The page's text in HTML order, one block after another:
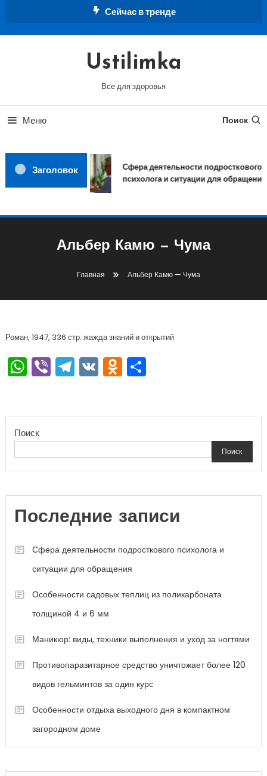
Сейчас в тренде
Ustilimka
Все для здоровья
Меню Поиск
Заголовок
Сфера деятельности подросткового
психолога и ситуации для обращения
Альбер Камю — Чума
Главная Альбер Камю — Чума
Роман, 1947, 336 стр. жажда знаний и открытий
WhatsApp
ViberTelegram
VKOdnoklassniki
Отправить
Поиск
Поиск
Последние записи
Сфера деятельности подросткового психолога и
ситуации для обращения
Особенности садовых теплиц из поликарбоната
толщиной 4 и 6 мм
Маникюр: виды, техники выполнения и уход за ногтями
Противопаразитарное средство уничтожает более 120
видов гельминтов за один курс
Особенности отдыха выходного дня в компактном
загородном доме